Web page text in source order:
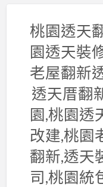
桃園透天
園透天裝
老屋翻新
透天厝翻
園,桃園透
改建,桃園
翻新,透天
司,桃園統